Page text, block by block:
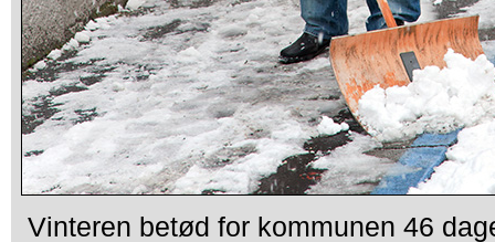
Vinteren betød for kommunen 46